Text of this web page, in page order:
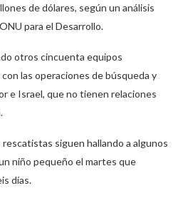
de dólares, según un análisis
para el Desarrollo.
otros cincuenta equipos
las operaciones de búsqueda y
e Israel, que no tienen relaciones
siguen hallando a algunos
niño pequeño el martes que
días.